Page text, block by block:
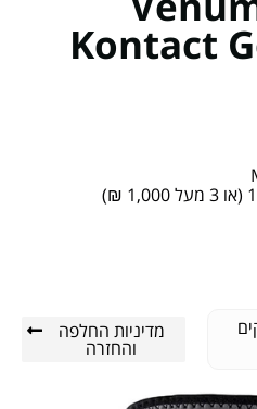
Kontact
1 (או 3 מעל 1,000 ₪)
מדיניות החלפה
והחזרה